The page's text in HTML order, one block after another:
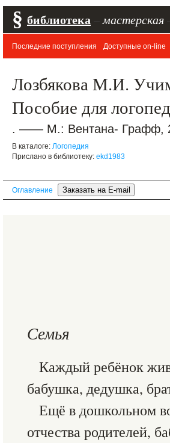
§ библиотека мастерская
Последние поступления Доступные on-line
Лозбякова М.И.
Пособие для
. —— М.: Вентана- Графф,
В каталоге: Логопедия
Прислано в библиотеку: ekd1983
Оглавление
Семья
Каждый ребёнок
бабушка, дедушка,
Ещё в дошкольном
отчества родителей,